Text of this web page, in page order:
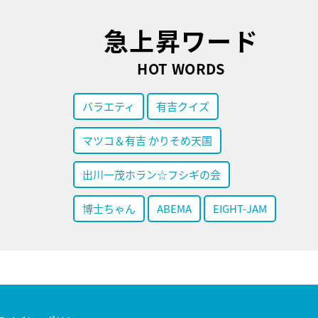
急上昇ワード
HOT WORDS
バラエティ 有吉クイズ
マツコ＆有吉 かりそめ天国
出川一茂ホラン☆フシギの会
博士ちゃん ABEMA EIGHT-JAM